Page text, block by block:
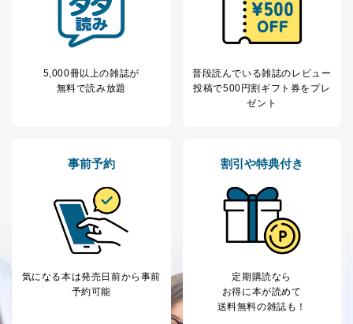
当社カスタマーQ＆
ｅメール等によるカスタマーQ＆A
サイトのサービス内容のご案内の
ｅメール等による商品、サービ
ス、キャンペーン等の広告に関す
人情報
企業）からの委託
により当社の
定期購読サービス
等をご利用の方の
個人情報
提携企業及びお客様がご購入され
た商品の発売元企業からのｅメー
サービス、キャンペーン等の広告
当社のサービス利用状況の把握お
よびその分析のため
お問い合わせ対応、トラブル対
処、オペレーター教育など応対品
5,000冊以上の雑誌が
無料で読み放題
普段読んでいる雑誌のレビュー
投稿で500円割ギフト券をプレ
ゼント
事前予約
気になる本は発売日前から事前
予約可能
割引や特典付き
定期購読なら
お得に本が読めて
送料無料の雑誌も！